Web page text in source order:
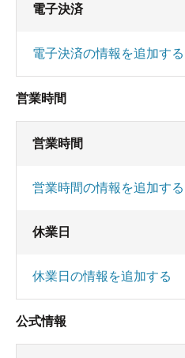
電子決済
電子決済の情報を追加する
営業時間
営業時間
営業時間の情報を追加する
休業日
休業日の情報を追加する
公式情報